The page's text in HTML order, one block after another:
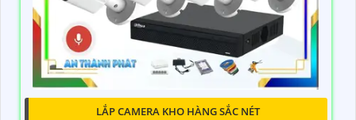
LẮP CAMERA KHO HÀNG SẮC NÉT